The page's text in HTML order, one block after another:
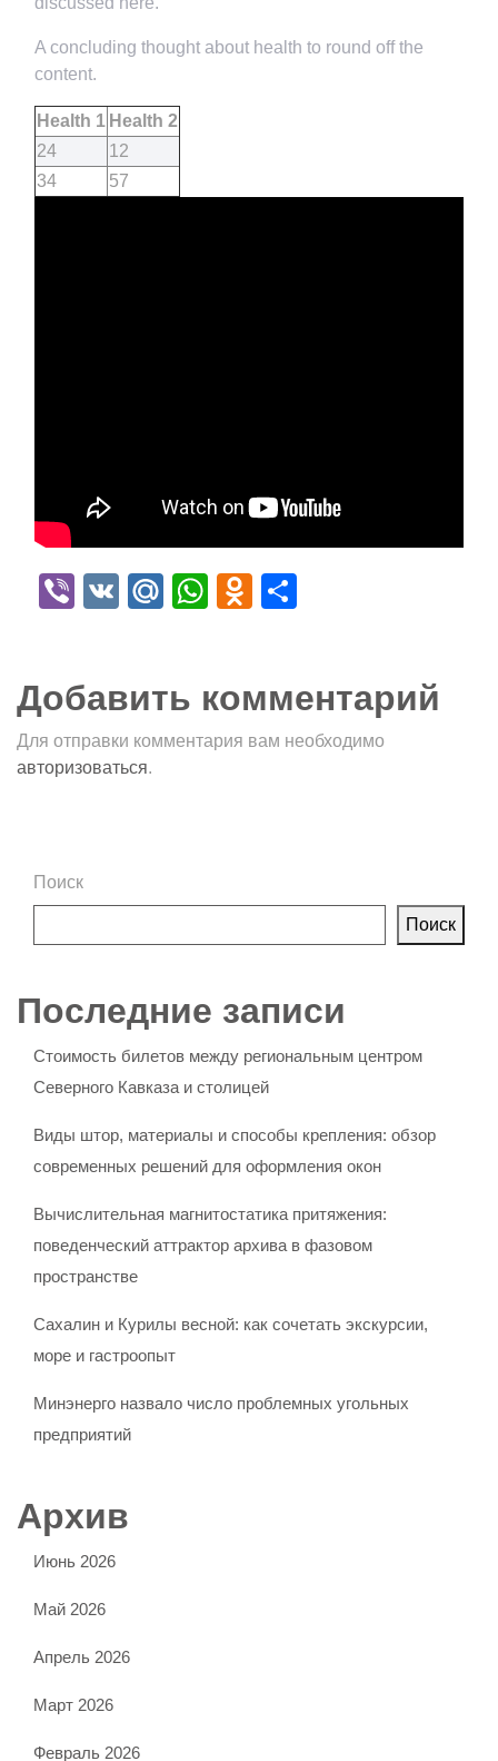
A concluding thought about health to round off the
content.
Health 1 Health 2
24
12
34
57
Viber
VK Mail.Ru
WhatsApp
Odnoklassniki
Добавить комментарий
Для отправки комментария вам необходимо
авторизоваться.
Поиск
Поиск
Последние записи
Стоимость билетов между региональным центром
Северного Кавказа и столицей
Виды штор, материалы и способы крепления: обзор
современных решений для оформления окон
Вычислительная магнитостатика притяжения:
поведенческий аттрактор архива в фазовом
пространстве
Сахалин и Курилы весной: как сочетать экскурсии,
море и гастроопыт
Минэнерго назвало число проблемных угольных
предприятий
Архив
Июнь 2026
Май 2026
Апрель 2026
Март 2026
Февраль 2026